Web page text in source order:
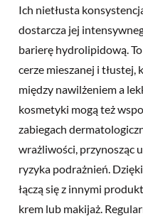
Ich nietłusta
dostarcza jej
barierę hydrolipidową.
cerze mieszanej i
między nawilżeniem a
kosmetyki mogą też
zabiegach
wrażliwości, przynosząc
ryzyka podrażnień.
łączą się z innymi
krem lub makijaż.